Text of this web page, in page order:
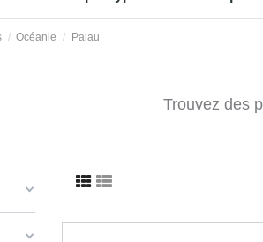
Océanie Palau
Trouvez des